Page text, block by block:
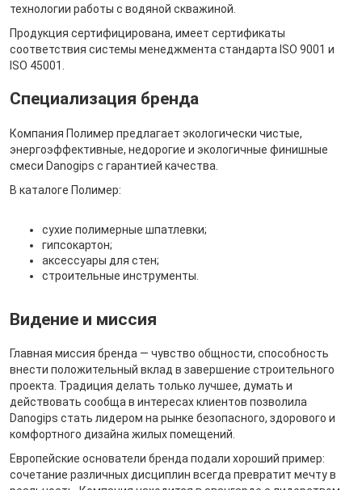
технологии работы с водяной скважиной.
Продукция сертифицирована, имеет сертификаты
соответствия системы менеджмента стандарта ISO 9001 и
ISO 45001.
Специализация бренда
Компания Полимер предлагает экологически чистые,
энергоэффективные, недорогие и экологичные финишные
смеси Danogips с гарантией качества.
В каталоге Полимер:
сухие полимерные шпатлевки;
гипсокартон;
аксессуары для стен;
строительные инструменты.
Видение и миссия
Главная миссия бренда — чувство общности, способность
внести положительный вклад в завершение строительного
проекта. Традиция делать только лучшее, думать и
действовать сообща в интересах клиентов позволила
Danogips стать лидером на рынке безопасного, здорового и
комфортного дизайна жилых помещений.
Европейские основатели бренда подали хороший пример:
сочетание различных дисциплин всегда превратит мечту в